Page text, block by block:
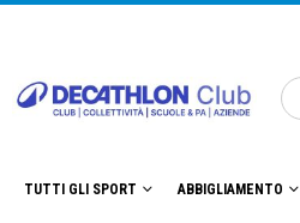
TUTTI GLI SPORT ABBIGLIAMENTO